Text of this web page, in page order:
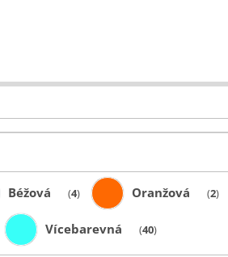
Béžová 4 Oranžová 2
Vícebarevná 40